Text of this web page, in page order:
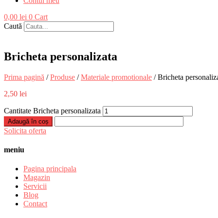
0,00 lei 0 Cart
Caută
Bricheta personalizata
Prima pagină /Produse /Materiale promotionale / Bricheta
2,50 lei
Cantitate Bricheta personalizata
Adaugă în coș
Solicita oferta
meniu
Pagina principala
Magazin
Servicii
Blog
Contact